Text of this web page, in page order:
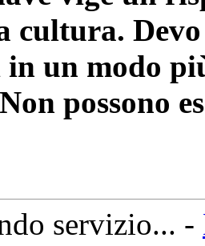
cultura.
un modo
possono
servizio... -